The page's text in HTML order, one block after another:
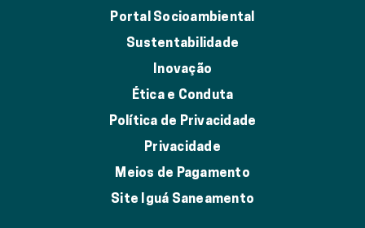
Portal Socioambiental
Sustentabilidade
Inovação
Ética e Conduta
Política de Privacidade
Privacidade
Meios de Pagamento
Site Iguá Saneamento